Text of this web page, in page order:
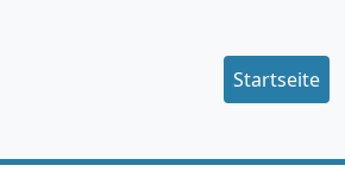
Startseite